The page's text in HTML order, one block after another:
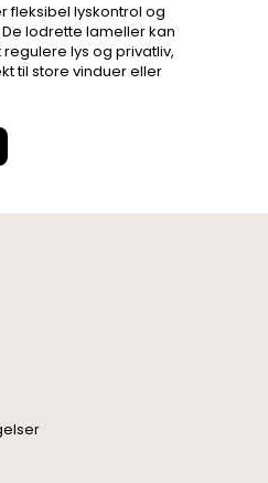
praktisk og stilren
lyskontrol. De
og passer perfekt til
mens de
look.